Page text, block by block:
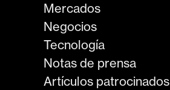
Mercados
Negocios
Tecnología
Notas de prensa
Artículos patrocinados